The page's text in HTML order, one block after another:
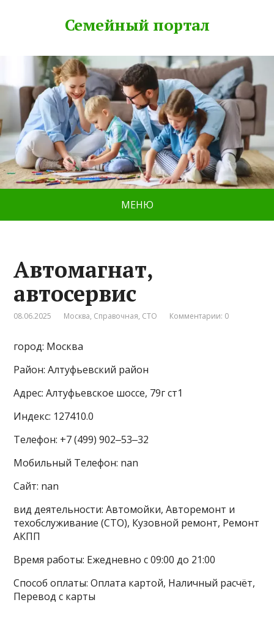
Семейный портал
МЕНЮ
Автомагнат,
автосервис
08.06.2025 Москва, Справочная, СТО Комментарии: 0
город: Москва
Район: Алтуфьевский район
Адрес: Алтуфьевское шоссе, 79г ст1
Индекс: 127410.0
Телефон: +7 (499) 902‒53‒32
Мобильный Телефон: nan
Сайт: nan
вид деятельности: Автомойки, Авторемонт и
техобслуживание (СТО), Кузовной ремонт, Ремонт
АКПП
Время работы: Ежедневно с 09:00 до 21:00
Способ оплаты: Оплата картой, Наличный расчёт,
Перевод с карты